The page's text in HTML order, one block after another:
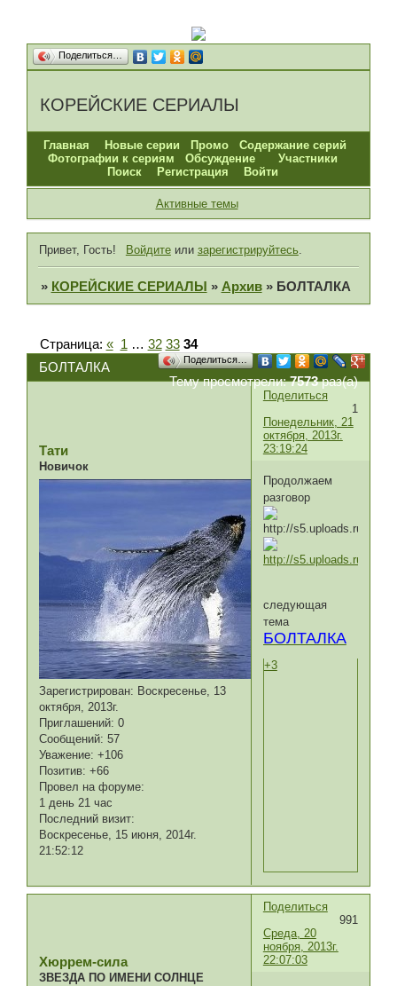
Поделиться…
КОРЕЙСКИЕ СЕРИАЛЫ
Главная Новые серии Промо
Содержание серий
Фотографии к сериям
Обсуждение
Участники
Поиск
Регистрация Войти
Активные темы
Привет, Гость! Войдитеили зарегистрируйтесь.
» КОРЕЙСКИЕ СЕРИАЛЫ » Архив » БОЛТАЛКА
Поделиться…
БОЛТАЛКА
Тему просмотрели:7573раз(а)
Страница: « 1 … 32 33 34
Поделиться
1
Понедельник, 21
октября, 2013г.
23:19:24
Тати
Новичок
Зарегистрирован: Воскресенье, 13
октября, 2013г.
Приглашений: 0
Сообщений: 57
Уважение: +106
Позитив: +66
Провел на форуме:
1 день 21 час
Последний визит:
Воскресенье, 15 июня, 2014г.
21:52:12
Продолжаем
разговор
следующая
тема
БОЛТАЛКА
+3
Поделиться
991
Среда, 20
ноября, 2013г.
22:07:03
Хюррем-сила
ЗВЕЗДА ПО ИМЕНИ СОЛНЦЕ